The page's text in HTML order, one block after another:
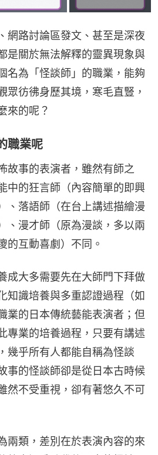
網路討論區發文、甚至是深夜
是關於無法解釋的靈異現象與
名為「怪談師」的職業，能夠
眾彷彿身歷其境，寒毛直豎，
來的呢？
職業呢
故事的表演者，雖然有師之
中的狂言師（內容簡單的即興
、落語師（在台上講述描繪漫
、漫才師（原為漫談，多以兩
的互動喜劇）不同。
成大多需要先在大師門下拜做
知識培養與多重認證過程（如
業的日本傳統藝能表演者；但
專業的培養過程，只要有講述
幾乎所有人都能自稱為怪談
事的怪談師卻是從日本古時候
然不受重視，卻有著悠久不可
兩類，差別在於表演內容的來